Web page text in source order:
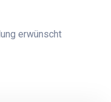
erwünscht